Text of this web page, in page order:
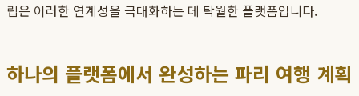
립은 이러한 연계성을 극대화하는 데 탁월한 플랫폼입니다.
하나의 플랫폼에서 완성하는 파리 여행 계획